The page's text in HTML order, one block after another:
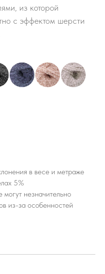
из которой
с эффектом шерсти
в весе и метраже
5%
незначительно
из-за особенностей